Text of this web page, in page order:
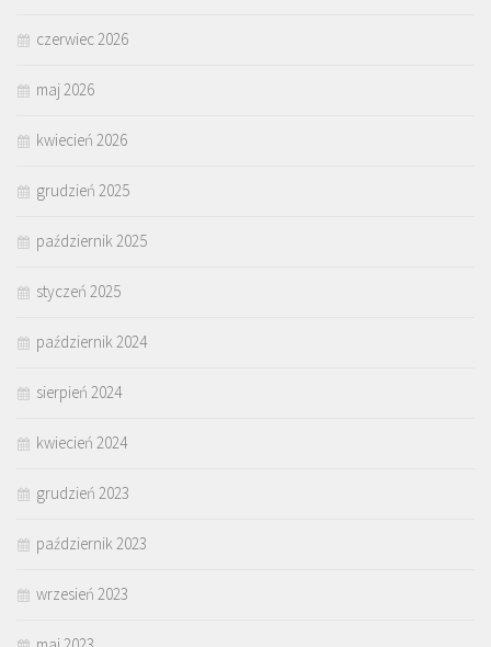
czerwiec 2026
maj 2026
kwiecień 2026
grudzień 2025
październik 2025
styczeń 2025
październik 2024
sierpień 2024
kwiecień 2024
grudzień 2023
październik 2023
wrzesień 2023